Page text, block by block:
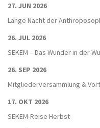
27. JUN 2026
Lange Nacht der
26. JUL 2026
SEKEM – Das Wunder in der
26. SEP 2026
Mitgliederversammlung &
17. OKT 2026
SEKEM-Reise Herbst